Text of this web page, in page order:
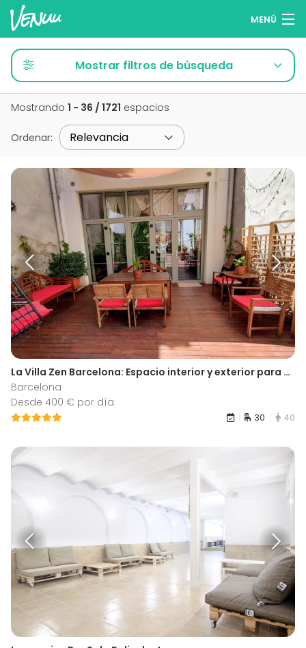
MENÚ
Buscar espacios
Listas de deseos
Iniciar sesión
Español
Publicar tu espacio
Mostrar filtros de búsqueda
Mostrando 1 - 36 / 1721 espacios
Ordenar:
La Villa Zen Barcelona: Espacio interior y exterior para eventos en Gracia, Barcelona
Barcelona
Desde 400 € por día
30 40